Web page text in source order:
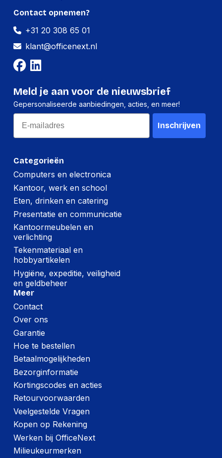
Gewicht:
Categorieën
Computers en electronica
Kantoor, werk en school
Eten, drinken en catering
Presentatie en communicatie
Kantoormeubelen en
verlichting
Tekenmateriaal en
hobbyartikelen
Hygiëne, expeditie, veiligheid
en geldbeheer
Meer
Contact
Over ons
Garantie
Hoe te bestellen
Betaalmogelijkheden
Bezorginformatie
Kortingscodes en acties
Retourvoorwaarden
Veelgestelde Vragen
Kopen op Rekening
Werken bij OfficeNext
Milieukeurmerken
Contact opnemen?
+31 20 308 65 01
klant@officenext.nl
Meld je aan voor de nieuwsbrief
Gepersonaliseerde aanbiedingen, acties, en meer!
Email
Inschrijven